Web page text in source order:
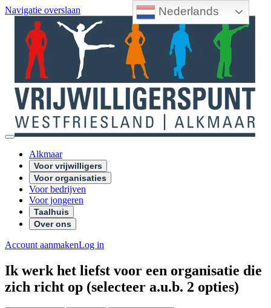
Nederlands
Navigatie overslaan
Alkmaar
Voor vrijwilligers
Voor organisaties
Voor bedrijven
Voor jongeren
Taalhuis
Over ons
Account aanmakenLog in
Ik werk het liefst voor een organisatie die
zich richt op (selecteer a.u.b. 2 opties)